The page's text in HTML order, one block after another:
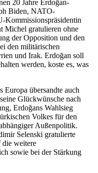
20 Jahre Erdoğan-
Biden, NATO-
Kommissionspräsidentin
Michel gratulieren ohne
der Opposition und den
den militärischen
und Irak. Erdoğan soll
werden, koste es, was
Europa übersandte auch
Glückwünsche nach
Erdoğans Wahlsieg
Volkes für den
Außenpolitik.
Selenski gratulierte
die weitere
sowie bei der Stärkung